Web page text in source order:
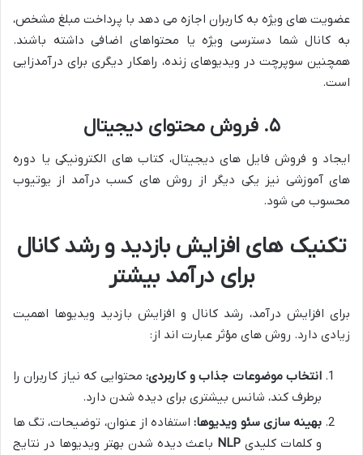
عضویت های ویژه به کاربران اجازه می دهد با پرداخت مبلغ مشخص،
به کانال شما دسترسی ویژه یا محتواهای اضافی داشته باشند.
همچنین سوپرچت در ویدیوهای زنده، راهکار دیگری برای درآمدزایی
است.
۵. فروش محتوای دیجیتال
ایجاد و فروش فایل های دیجیتال، کتاب های الکترونیکی یا دوره
های آموزشی نیز یکی دیگر از روش های کسب درآمد از یوتیوب
محسوب می شود.
تکنیک های افزایش بازدید و رشد کانال
برای درآمد بیشتر
برای افزایش درآمد، رشد کانال و افزایش بازدید ویدیوها اهمیت
زیادی دارد. روش های مؤثر عبارت اند از:
انتخاب موضوعات جذاب و کاربردی:محتوایی که نیاز کاربران را
برطرف کند، شانس بیشتری برای دیده شدن دارد.
بهینه سازی سئو ویدیوها:استفاده از عنوان، توضیحات، تگ ها
و کلمات کلیدی NLP باعث دیده شدن بهتر ویدیوها در نتایج